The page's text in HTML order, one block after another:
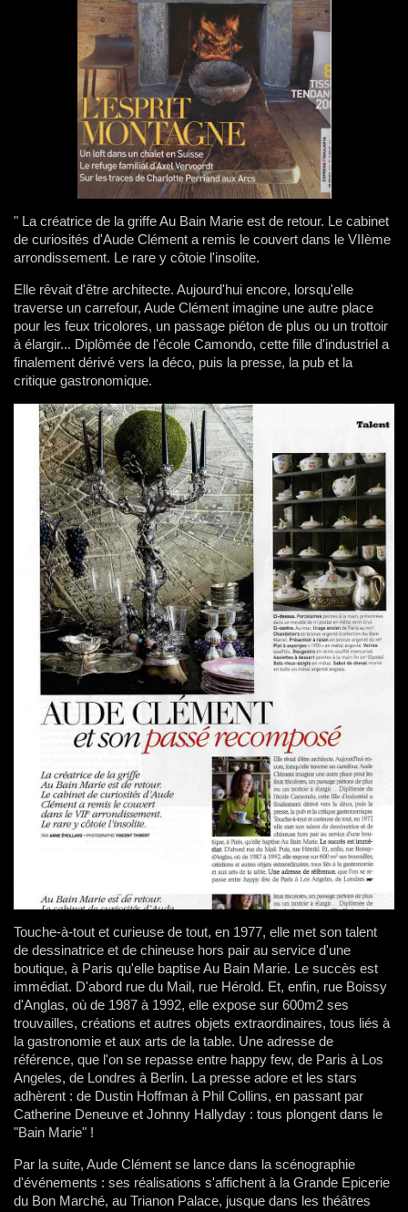
" La créatrice de la griffe Au Bain Marie est de retour. Le cabinet
de curiosités d'Aude Clément a remis le couvert dans le VIIème
arrondissement. Le rare y côtoie l'insolite.
Elle rêvait d'être architecte. Aujourd'hui encore, lorsqu'elle
traverse un carrefour, Aude Clément imagine une autre place
pour les feux tricolores, un passage piéton de plus ou un trottoir
à élargir... Diplômée de l'école Camondo, cette fille d'industriel a
finalement dérivé vers la déco, puis la presse, la pub et la
critique gastronomique.
Touche-à-tout et curieuse de tout, en 1977, elle met son talent
de dessinatrice et de chineuse hors pair au service d'une
boutique, à Paris qu'elle baptise Au Bain Marie. Le succès est
immédiat. D'abord rue du Mail, rue Hérold. Et, enfin, rue Boissy
d'Anglas, où de 1987 à 1992, elle expose sur 600m2 ses
trouvailles, créations et autres objets extraordinaires, tous liés à
la gastronomie et aux arts de la table. Une adresse de
référence, que l'on se repasse entre happy few, de Paris à Los
Angeles, de Londres à Berlin. La presse adore et les stars
adhèrent : de Dustin Hoffman à Phil Collins, en passant par
Catherine Deneuve et Johnny Hallyday : tous plongent dans le
"Bain Marie" !
Par la suite, Aude Clément se lance dans la scénographie
d'événements : ses réalisations s'affichent à la Grande Epicerie
du Bon Marché, au Trianon Palace, jusque dans les théâtres